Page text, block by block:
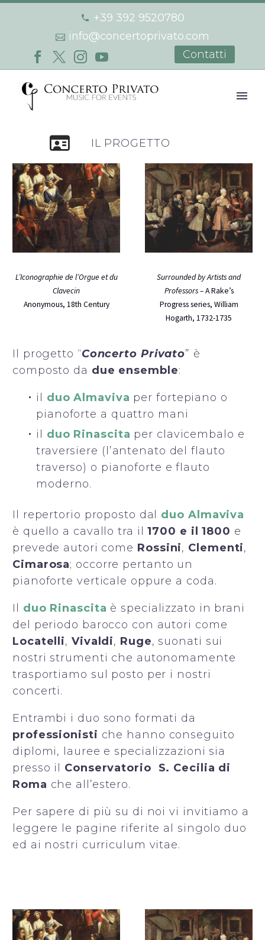
+39 392 9520780
info@concertoprivato.com
Contatti
IL PROGETTO
L’Iconographie de l’Orgue et du
Clavecin
Anonymous, 18th Century
Surrounded by Artists and
Professors –A Rake’s
Progress series, William
Hogarth, 1732-1735
Il progetto “Concerto Privato” è
composto da due ensemble:
il duo Almaviva per fortepiano o
pianoforte a quattro mani
il duo Rinascita per clavicembalo e
traversiere (l’antenato del flauto
traverso) o pianoforte e flauto
moderno.
Il repertorio proposto dal duo Almaviva
è quello a cavallo tra il1700 e il 1800 e
prevede autori come Rossini, Clementi,
Cimarosa; occorre pertanto un
pianoforte verticale oppure a coda.
Il duo Rinascita è specializzato in brani
del periodo barocco con autori come
Locatelli, Vivaldi, Ruge, suonati sui
nostri strumenti che autonomamente
trasportiamo sul posto per i nostri
concerti.
Entrambi i duo sono formati da
professionisti che hanno conseguito
diplomi, lauree e specializzazioni sia
presso il Conservatorio S. Cecilia di
Roma che all’estero.
Per sapere di più su di noi vi invitiamo a
leggere le pagine riferite al singolo duo
ed ai nostri curriculum vitae.